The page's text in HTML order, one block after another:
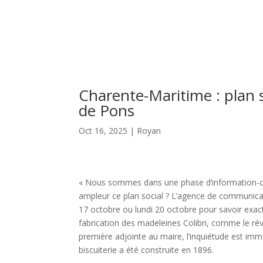
Charente-Maritime : plan
de Pons
Oct 16, 2025 | Royan
« Nous sommes dans une phase d’information-
ampleur ce plan social ? L’agence de
17 octobre ou lundi 20 octobre pour savoir
fabrication des madeleines Colibri, comme le
première adjointe au maire, l’inquiétude est
biscuiterie a été construite en 1896.